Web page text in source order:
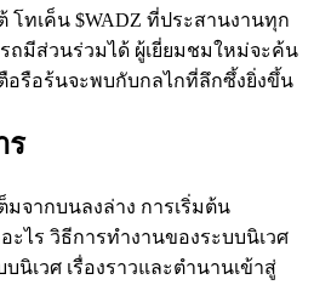
โทเค็น $WADZ ที่ประสานงานทุก
ถมีส่วนร่วมได้ ผู้เยี่ยมชมใหม่จะค้น
อรือร้นจะพบกับกลไกที่ลึกซึ้งยิ่งขึ้น
ร
มจากบนลงล่าง การเริ่มต้น
ะไร วิธีการทำงานของระบบนิเวศ
นิเวศ เรื่องราวและตำนานเข้าสู่